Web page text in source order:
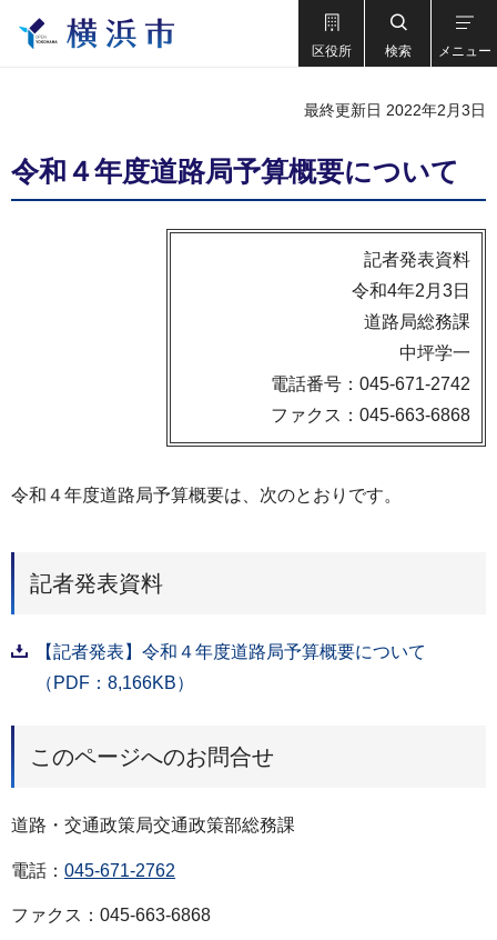
区役所 検索 メニュー
最終更新日 2022年2月3日
令和４年度道路局予算概要について
記者発表資料
令和4年2月3日
道路局総務課
中坪学一
電話番号：045-671-2742
ファクス：045-663-6868
令和４年度道路局予算概要は、次のとおりです。
記者発表資料
【記者発表】令和４年度道路局予算概要について
（PDF：8,166KB）
このページへのお問合せ
道路・交通政策局交通政策部総務課
電話： 045-671-2762
ファクス：045-663-6868